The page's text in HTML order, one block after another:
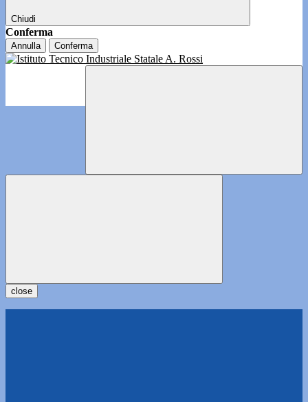
Chiudi
Conferma
Annulla Conferma
close